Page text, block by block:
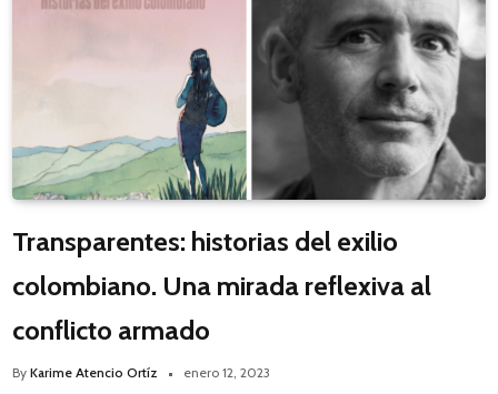
Transparentes: historias del exilio
colombiano. Una mirada reflexiva al
conflicto armado
By Karime Atencio Ortíz enero 12, 2023